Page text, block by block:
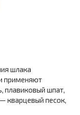
шлака
применяют
плавиковый шпат,
кварцевый песок,